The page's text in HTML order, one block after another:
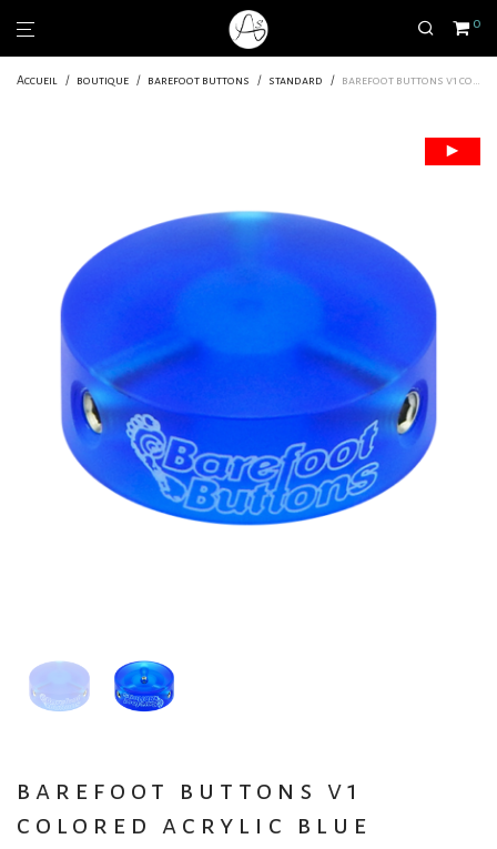
0
Accueil / boutique / barefoot buttons / standard / barefoot buttons v1 colored acrylic blue
barefoot buttons v1
colored acrylic blue